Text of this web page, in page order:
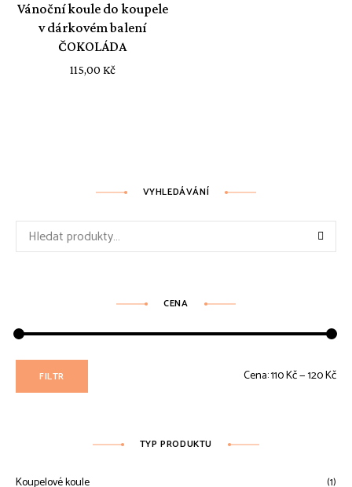
Vánoční koule do koupele
v dárkovém balení
ČOKOLÁDA
115,00 Kč
VYHLEDÁVÁNÍ
Hledat:
CENA
FILTR Cena:110 Kč—120 Kč
TYP PRODUKTU
Koupelové koule (1)